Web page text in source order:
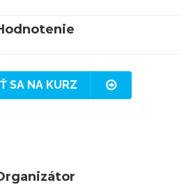
SA NA KURZ